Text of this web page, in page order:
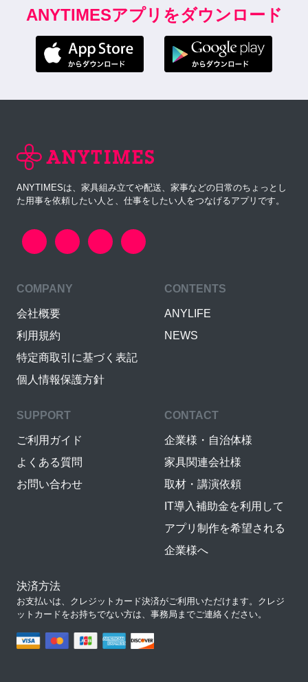
ANYTIMESアプリをダウンロード
ANYTIMESは、家具組み立てや配送、家事などの日常のちょっとし
た用事を依頼したい人と、仕事をしたい人をつなげるアプリです。
COMPANY
会社概要
利用規約
特定商取引に基づく表記
個人情報保護方針
CONTENTS
ANYLIFE
NEWS
SUPPORT
ご利用ガイド
よくある質問
お問い合わせ
CONTACT
企業様・自治体様
家具関連会社様
取材・講演依頼
IT導入補助金を利用して
アプリ制作を希望される
企業様へ
決済方法
お支払いは、クレジットカード決済がご利用いただけます。クレジ
ットカードをお持ちでない方は、事務局までご連絡ください。